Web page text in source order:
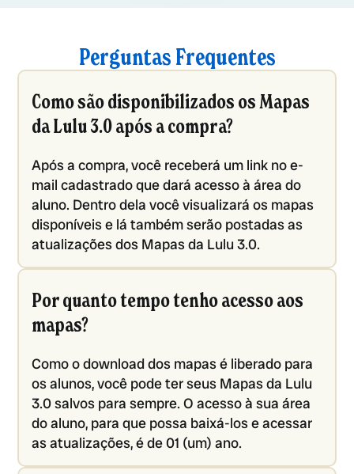
Perguntas Frequentes
Como são disponibilizados os Mapas
da Lulu 3.0 após a compra?
Após a compra, você receberá um link no e-
mail cadastrado que dará acesso à área do
aluno. Dentro dela você visualizará os mapas
disponíveis e lá também serão postadas as
atualizações dos Mapas da Lulu 3.0.
Por quanto tempo tenho acesso aos
mapas?
Como o download dos mapas é liberado para
os alunos, você pode ter seus Mapas da Lulu
3.0 salvos para sempre. O acesso à sua área
do aluno, para que possa baixá-los e acessar
as atualizações, é de 01 (um) ano.